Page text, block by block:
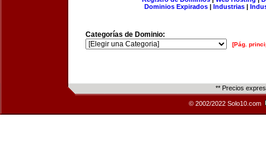
Dominios Expirados | Industrias |
Categorías de Dominio:
[Pág.
** Precios
© 2002/2022 Solo10.com